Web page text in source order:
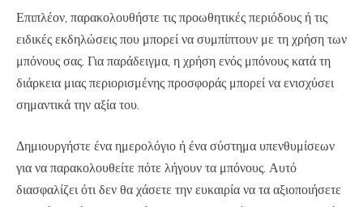
Επιπλέον, παρακολουθήστε τις προωθητικές περιόδους ή τις
ειδικές εκδηλώσεις που μπορεί να συμπίπτουν με τη χρήση των
μπόνους σας. Για παράδειγμα, η χρήση ενός μπόνους κατά τη
διάρκεια μιας περιορισμένης προσφοράς μπορεί να ενισχύσει
σημαντικά την αξία του.
Δημιουργήστε ένα ημερολόγιο ή ένα σύστημα υπενθυμίσεων
για να παρακολουθείτε πότε λήγουν τα μπόνους. Αυτό
διασφαλίζει ότι δεν θα χάσετε την ευκαιρία να τα αξιοποιήσετε